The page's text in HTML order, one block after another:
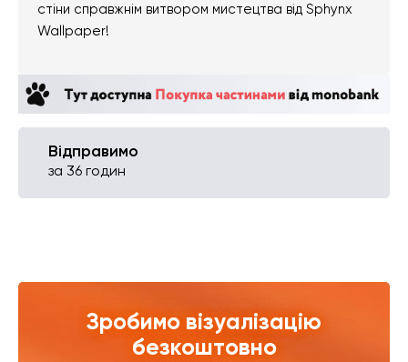
стіни справжнім витвором мистецтва від Sphynx
Wallpaper!
Відправимо
за 36 годин
Зробимо візуалізацію
безкоштовно